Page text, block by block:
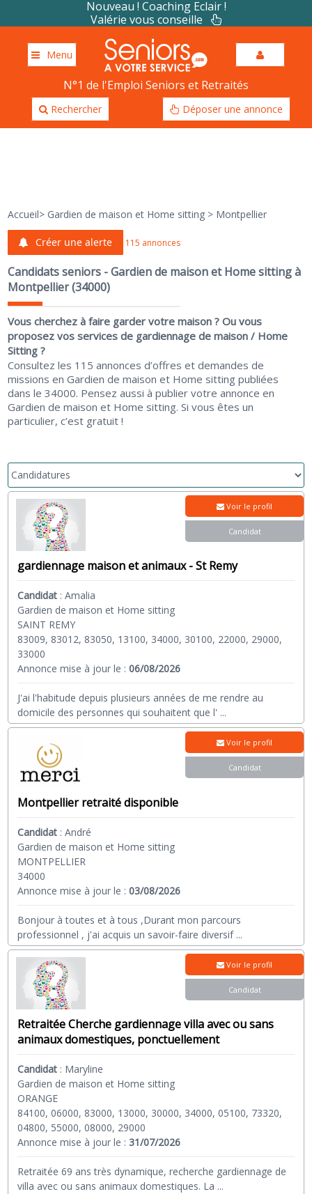
Nouveau ! Coaching Eclair !
Valérie vous conseille
Menu
N°1 de l'Emploi Seniors et Retraités
Rechercher Déposer une annonce
Accueil> Gardien de maison et Home sitting > Montpellier
Créer une alerte 115 annonces
Candidats seniors - Gardien de maison et Home sitting à
Montpellier (34000)
Vous cherchez à faire garder votre maison ? Ou vous
proposez vos services de gardiennage de maison / Home
Sitting ?
Consultez les 115 annonces d’offres et demandes de
missions en Gardien de maison et Home sitting publiées
dans le 34000. Pensez aussi à publier votre annonce en
Gardien de maison et Home sitting. Si vous êtes un
particulier, c’est gratuit !
gardiennage maison et animaux - St Remy
Candidat :Amalia
Gardien de maison et Home sitting
SAINT REMY
83009, 83012, 83050, 13100, 34000, 30100, 22000, 29000,
33000
Annonce mise à jour le :06/08/2026
J'ai l'habitude depuis plusieurs années de me rendre au
domicile des personnes qui souhaitent que l' ...
Voir le profil
Candidat
Montpellier retraité disponible
Candidat :André
Gardien de maison et Home sitting
MONTPELLIER
34000
Annonce mise à jour le :03/08/2026
Bonjour à toutes et à tous ,Durant mon parcours
professionnel , j'ai acquis un savoir-faire diversif...
Voir le profil
Candidat
Retraitée Cherche gardiennage villa avec ou sans
animaux domestiques, ponctuellement
Candidat : Maryline
Gardien de maison et Home sitting
ORANGE
84100, 06000, 83000, 13000, 30000, 34000, 05100, 73320,
04800, 55000, 08000, 29000
Annonce mise à jour le :31/07/2026
Retraitée 69 ans très dynamique, recherche gardiennage de
villa avec ou sans animaux domestiques. La ...
Voir le profil
Candidat